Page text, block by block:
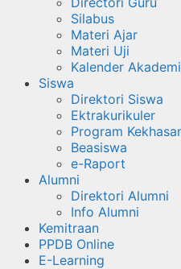
Silabus
Materi Ajar
Materi Uji
Kalender
Siswa
Direktori Siswa
Ektrakurikuler
Program
Beasiswa
e-Raport
Alumni
Direktori Alumni
Info Alumni
Kemitraan
PPDB Online
E-Learning